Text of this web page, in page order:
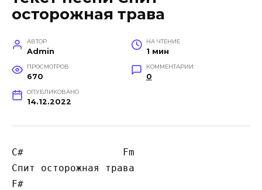
осторожная трава
АВТОР
Admin
НА ЧТЕНИЕ
1 мин
ПРОСМОТРОВ
670
КОММЕНТАРИИ
0
ОПУБЛИКОВАНО
14.12.2022
C#                 Fm
Спит осторожная трава
F#